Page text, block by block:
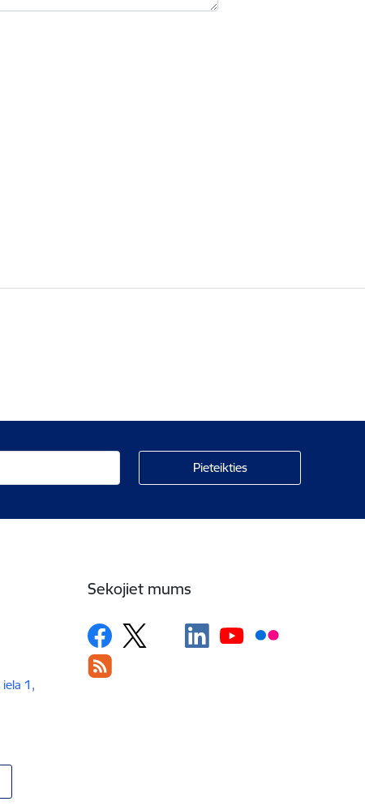
1,
Sekojiet mums